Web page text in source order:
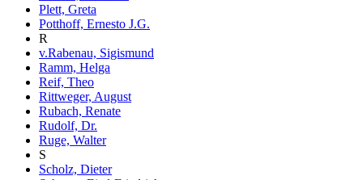
Plett, Greta
Potthoff, Ernesto J.G.
R
v.Rabenau, Sigismund
Ramm, Helga
Reif, Theo
Rittweger, August
Rubach, Renate
Rudolf, Dr.
Ruge, Walter
S
Scholz, Dieter